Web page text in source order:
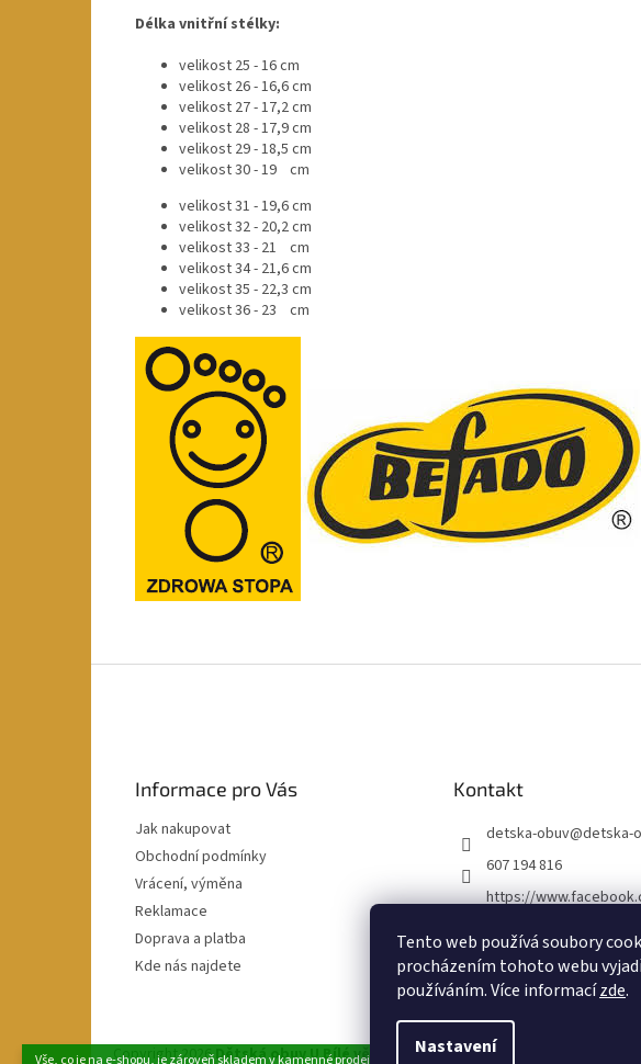
Tento web používá soubory
procházením tohoto webu
používáním. Více informacízde.
Nastavení
Délka vnitřní stélky:
velikost 25 - 16 cm
velikost 26 - 16,6 cm
velikost 27 - 17,2 cm
velikost 28 - 17,9 cm
velikost 29 - 18,5 cm
velikost 30 - 19 cm
velikost 31 - 19,6 cm
velikost 32 - 20,2 cm
velikost 33 - 21 cm
velikost 34 - 21,6 cm
velikost 35 - 22,3 cm
velikost 36 - 23 cm
Informace pro Vás
Jak nakupovat
Obchodní podmínky
Vrácení, výměna
Reklamace
Doprava a platba
Kde nás najdete
Kontakt
detska-obuv@detska-
607 194 816
https://
detskaobuvubileveze
Copyright 2026Dětská obuv U Bílé věže . Všechna práva vyhrazena.